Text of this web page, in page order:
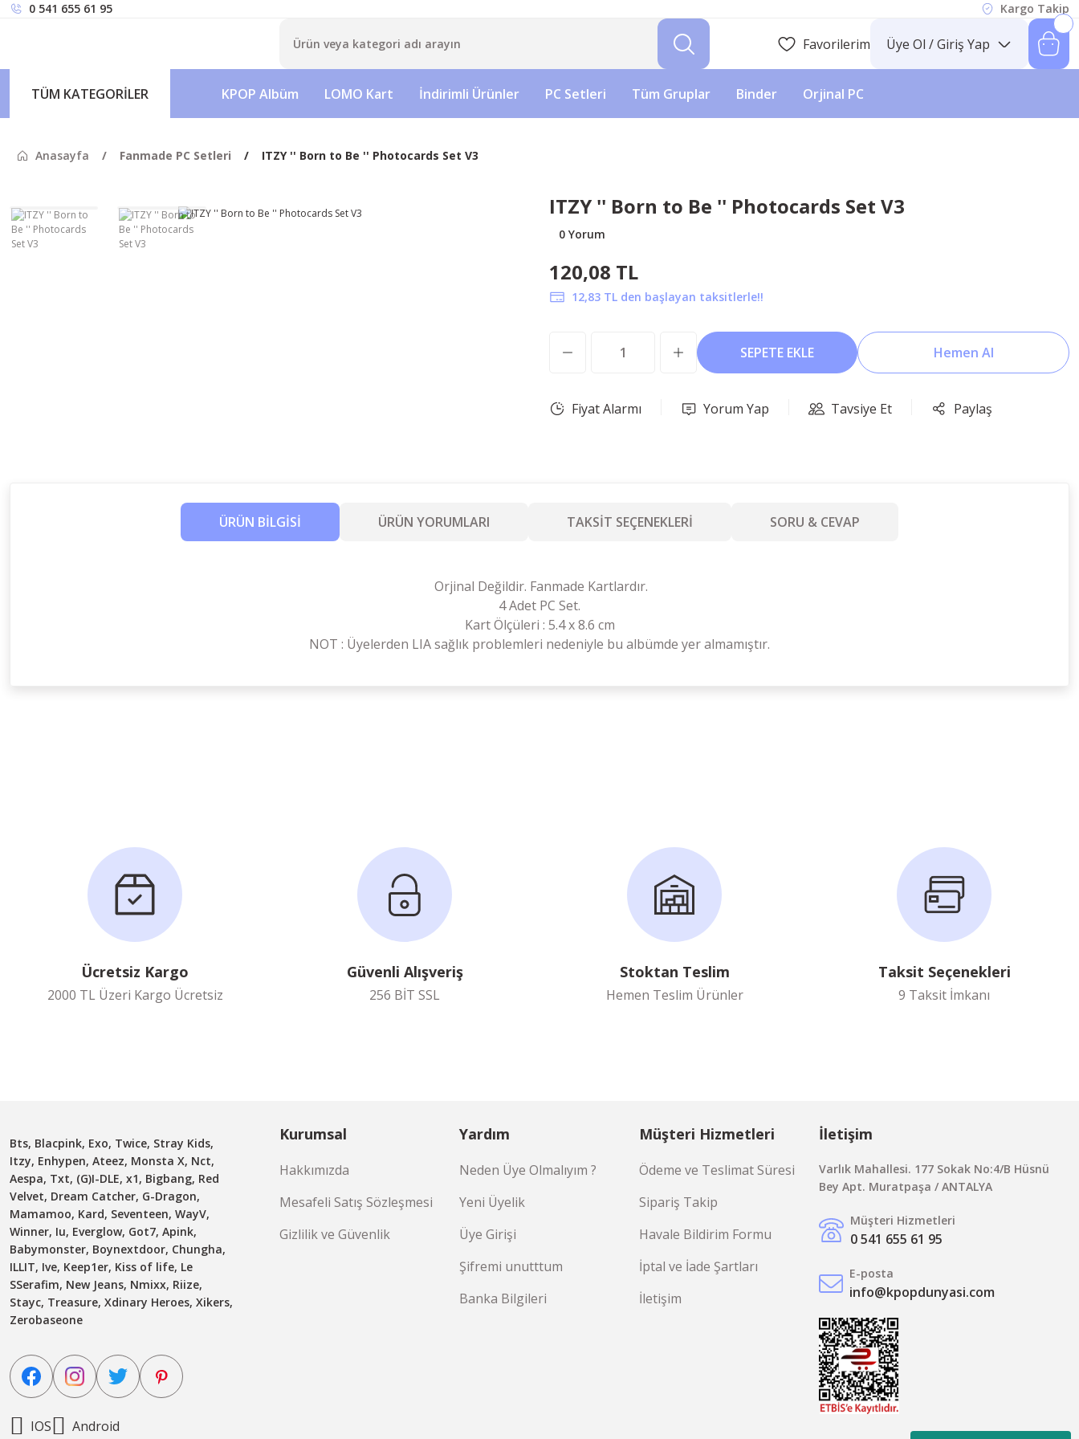
0 541 655 61 95 Kargo Takip
Favorilerim Üye Ol / Giriş Yap
TÜM KATEGORİLER KPOP Albüm LOMO Kart İndirimli Ürünler PC Setleri Tüm Gruplar Binder Orjinal PC
Anasayfa Fanmade PC Setleri ITZY '' Born to Be '' Photocards Set V3
ITZY '' Born to Be '' Photocards Set V3
0 Yorum
120,08 TL
12,83 TL den başlayan taksitlerle!!
SEPETE EKLE Hemen Al
Fiyat Alarmı Yorum Yap Tavsiye Et Paylaş
ÜRÜN BİLGİSİ ÜRÜN YORUMLARI TAKSİT SEÇENEKLERİ SORU & CEVAP
Orjinal Değildir. Fanmade Kartlardır.
4 Adet PC Set.
Kart Ölçüleri : 5.4 x 8.6 cm
NOT : Üyelerden LIA sağlık problemleri nedeniyle bu albümde yer almamıştır.
Ücretsiz Kargo
2000 TL Üzeri Kargo Ücretsiz
Güvenli Alışveriş
256 BİT SSL
Stoktan Teslim
Hemen Teslim Ürünler
Taksit Seçenekleri
9 Taksit İmkanı
Bts, Blacpink, Exo, Twice, Stray Kids,
Itzy, Enhypen, Ateez, Monsta X, Nct,
Aespa, Txt, (G)I-DLE, x1, Bigbang, Red
Velvet, Dream Catcher, G-Dragon,
Mamamoo, Kard, Seventeen, WayV,
Winner, Iu, Everglow, Got7, Apink,
Babymonster, Boynextdoor, Chungha,
ILLIT, Ive, Keep1er, Kiss of life, Le
SSerafim, New Jeans, Nmixx, Riize,
Stayc, Treasure, Xdinary Heroes, Xikers,
Zerobaseone
IOS Android
Kurumsal
Hakkımızda
Mesafeli Satış Sözleşmesi
Gizlilik ve Güvenlik
Yardım
Neden Üye Olmalıyım ?
Yeni Üyelik
Üye Girişi
Şifremi unutttum
Banka Bilgileri
Müşteri Hizmetleri
Ödeme ve Teslimat Süresi
Sipariş Takip
Havale Bildirim Formu
İptal ve İade Şartları
İletişim
İletişim
Varlık Mahallesi. 177 Sokak No:4/B Hüsnü
Bey Apt. Muratpaşa / ANTALYA
Müşteri Hizmetleri
0 541 655 61 95
E-posta
info@kpopdunyasi.com